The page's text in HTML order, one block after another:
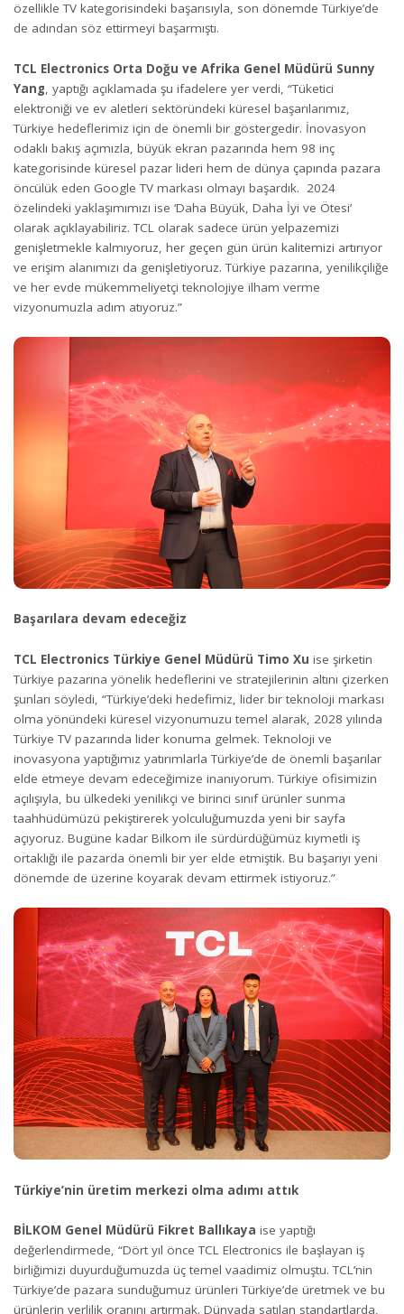
özellikle TV kategorisindeki başarısıyla, son dönemde Türkiye’de
de adından söz ettirmeyi başarmıştı.
TCL Electronics Orta Doğu ve Afrika Genel Müdürü Sunny
Yang, yaptığı açıklamada şu ifadelere yer verdi, “Tüketici
elektroniği ve ev aletleri sektöründeki küresel başarılarımız,
Türkiye hedeflerimiz için de önemli bir göstergedir. İnovasyon
odaklı bakış açımızla, büyük ekran pazarında hem 98 inç
kategorisinde küresel pazar lideri hem de dünya çapında pazara
öncülük eden Google TV markası olmayı başardık. 2024
özelindeki yaklaşımımızı ise ‘Daha Büyük, Daha İyi ve Ötesi’
olarak açıklayabiliriz. TCL olarak sadece ürün yelpazemizi
genişletmekle kalmıyoruz, her geçen gün ürün kalitemizi artırıyor
ve erişim alanımızı da genişletiyoruz. Türkiye pazarına, yenilikçiliğe
ve her evde mükemmeliyetçi teknolojiye ilham verme
vizyonumuzla adım atıyoruz.”
Başarılara devam edeceğiz
TCL Electronics Türkiye Genel Müdürü Timo Xu ise şirketin
Türkiye pazarına yönelik hedeflerini ve stratejilerinin altını çizerken
şunları söyledi, “Türkiye’deki hedefimiz, lider bir teknoloji markası
olma yönündeki küresel vizyonumuzu temel alarak, 2028 yılında
Türkiye TV pazarında lider konuma gelmek. Teknoloji ve
inovasyona yaptığımız yatırımlarla Türkiye’de de önemli başarılar
elde etmeye devam edeceğimize inanıyorum. Türkiye ofisimizin
açılışıyla, bu ülkedeki yenilikçi ve birinci sınıf ürünler sunma
taahhüdümüzü pekiştirerek yolculuğumuzda yeni bir sayfa
açıyoruz. Bugüne kadar Bilkom ile sürdürdüğümüz kıymetli iş
ortaklığı ile pazarda önemli bir yer elde etmiştik. Bu başarıyı yeni
dönemde de üzerine koyarak devam ettirmek istiyoruz.”
Türkiye’nin üretim merkezi olma adımı attık
BİLKOM Genel Müdürü Fikret Ballıkaya ise yaptığı
değerlendirmede, “Dört yıl önce TCL Electronics ile başlayan iş
birliğimizi duyurduğumuzda üç temel vaadimiz olmuştu. TCL’nin
Türkiye’de pazara sunduğumuz ürünleri Türkiye’de üretmek ve bu
ürünlerin yerlilik oranını artırmak. Dünyada satılan standartlarda,